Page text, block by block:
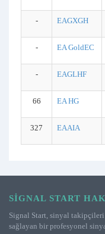
- EAGXGH
- EA GoldEC
- EAGLHF
66 EA HG
327 EAAIA
SIGNAL START
Signal Start, sinyal
sağlayan bir profesyonel